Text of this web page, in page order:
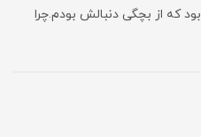
که از بچگی دنبالش بودم.چرا